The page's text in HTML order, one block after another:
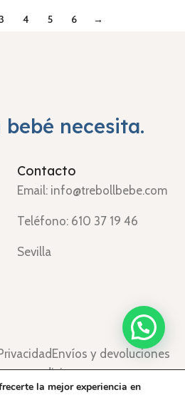
3 4 5 6 →
necesita.
Contacto
Email: info@trebollbebe.com
Teléfono: 610 37 19 46
Sevilla
Envíos y devoluciones
y condiciones
Bebé ™2024.
la mejor experiencia en